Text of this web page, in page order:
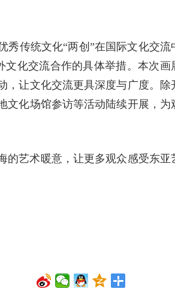
秀传统文化“两创”在国际文化交流
文化交流合作的具体举措。本次画
，让文化交流更具深度与广度。除
文化场馆参访等活动陆续开展，为
的艺术暖意，让更多观众感受东亚